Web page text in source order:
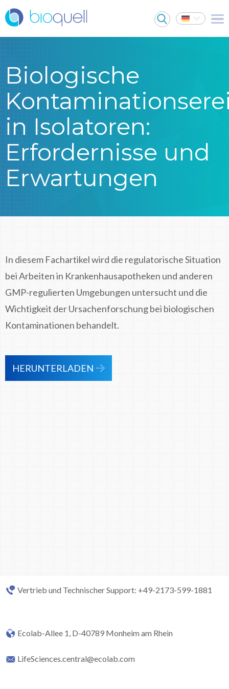
Biologische
in Isolatoren:
Erfordernisse und
Erwartungen
In diesem Fachartikel wird die regulatorische Situation
bei Arbeiten in Krankenhausapotheken und anderen
GMP-regulierten Umgebungen untersucht und die
Wichtigkeit der Ursachenforschung bei biologischen
Kontaminationen behandelt.
HERUNTERLADEN
Vertrieb und Technischer Support: +49-2173-599-1881
Ecolab-Allee 1, D-40789 Monheim am Rhein
LifeSciences.central@ecolab.com